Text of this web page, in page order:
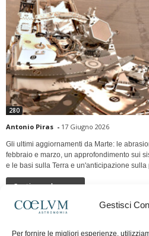
Gestisci
Per fornire le migliori esperienze,
280
Antonio Piras - 17 Giugno 2026
Gli ultimi aggiornamenti da Marte: le
febbraio e marzo, un approfondimento sui
e le basi sulla Terra e un'anticipazione
Continua a leggere